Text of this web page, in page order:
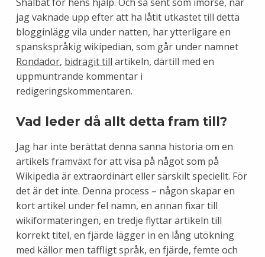
jag vaknade upp efter att ha låtit utkastet till detta
blogginlägg vila under natten, har ytterligare en
spanskspråkig wikipedian, som går under namnet
Rondador, bidragit till artikeln, därtill med en
uppmuntrande kommentar i
redigeringskommentaren.
Vad leder då allt detta fram till?
Jag har inte berättat denna sanna historia om en
artikels framväxt för att visa på något som på
Wikipedia är extraordinärt eller särskilt speciellt. För
det är det inte. Denna process – någon skapar en
kort artikel under fel namn, en annan fixar till
wikiformateringen, en tredje flyttar artikeln till
korrekt titel, en fjärde lägger in en lång utökning
med källor men taffligt språk, en fjärde, femte och